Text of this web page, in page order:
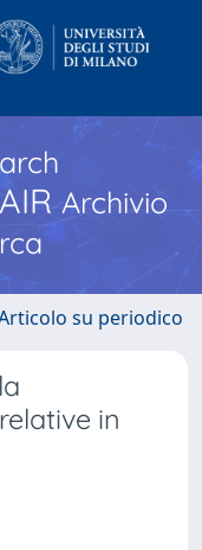
Archivio
su periodico
in